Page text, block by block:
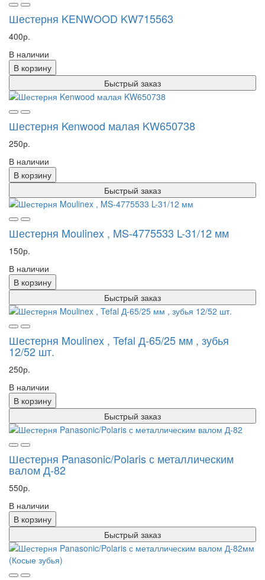
Шестерня KENWOOD KW715563
400р.
В наличии
В корзину
Быстрый заказ
Шестерня Kenwood малая KW650738
250р.
В наличии
В корзину
Быстрый заказ
Шестерня Moulinex , MS-4775533 L-31/12 мм
150р.
В наличии
В корзину
Быстрый заказ
Шестерня Moulinex , Tefal Д-65/25 мм , зубья
12/52 шт.
250р.
В наличии
В корзину
Быстрый заказ
Шестерня Panasonic/Polaris с металлическим
валом Д-82
550р.
В наличии
В корзину
Быстрый заказ